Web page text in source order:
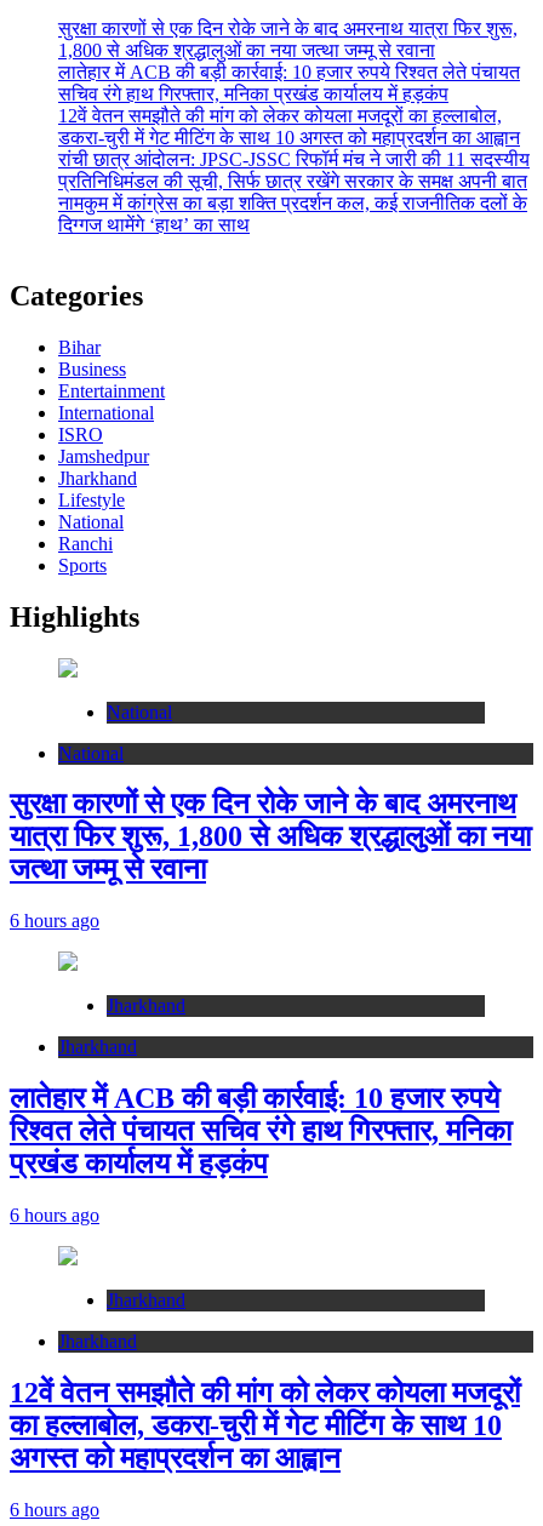
सुरक्षा कारणों से एक दिन रोके जाने के बाद अमरनाथ यात्रा फिर शुरू,
1,800 से अधिक श्रद्धालुओं का नया जत्था जम्मू से रवाना
लातेहार में ACB की बड़ी कार्रवाई: 10 हजार रुपये रिश्वत लेते पंचायत
सचिव रंगे हाथ गिरफ्तार, मनिका प्रखंड कार्यालय में हड़कंप
12वें वेतन समझौते की मांग को लेकर कोयला मजदूरों का हल्लाबोल,
डकरा-चुरी में गेट मीटिंग के साथ 10 अगस्त को महाप्रदर्शन का आह्वान
रांची छात्र आंदोलन: JPSC-JSSC रिफॉर्म मंच ने जारी की 11 सदस्यीय
प्रतिनिधिमंडल की सूची, सिर्फ छात्र रखेंगे सरकार के समक्ष अपनी बात
नामकुम में कांग्रेस का बड़ा शक्ति प्रदर्शन कल, कई राजनीतिक दलों के
दिग्गज थामेंगे ‘हाथ’ का साथ
Categories
Bihar
Business
Entertainment
International
ISRO
Jamshedpur
Jharkhand
Lifestyle
National
Ranchi
Sports
Highlights
National
National
सुरक्षा कारणों से एक दिन रोके जाने के बाद अमरनाथ
यात्रा फिर शुरू, 1,800 से अधिक श्रद्धालुओं का नया
जत्था जम्मू से रवाना
6 hours ago
Jharkhand
Jharkhand
लातेहार में ACB की बड़ी कार्रवाई: 10 हजार रुपये
रिश्वत लेते पंचायत सचिव रंगे हाथ गिरफ्तार, मनिका
प्रखंड कार्यालय में हड़कंप
6 hours ago
Jharkhand
Jharkhand
12वें वेतन समझौते की मांग को लेकर कोयला मजदूरों
का हल्लाबोल, डकरा-चुरी में गेट मीटिंग के साथ 10
अगस्त को महाप्रदर्शन का आह्वान
6 hours ago